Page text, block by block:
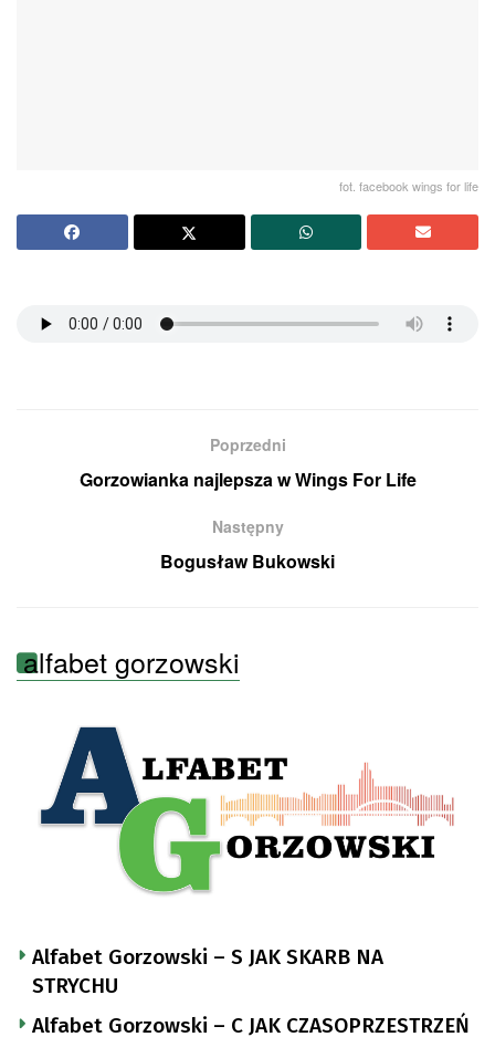
fot. facebook wings for life
Poprzedni
Gorzowianka najlepsza w Wings For Life
Następny
Bogusław Bukowski
alfabet gorzowski
Alfabet Gorzowski – S JAK SKARB NA
STRYCHU
Alfabet Gorzowski – C JAK CZASOPRZESTRZEŃ